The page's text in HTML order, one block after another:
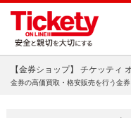
【金券ショップ】 チケッティ
金券の高価買取・格安販売を行う金